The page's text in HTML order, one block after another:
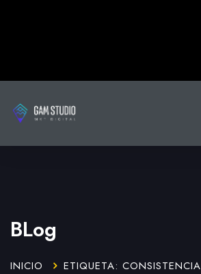
BLog
INICIO ETIQUETA: CONSISTENCIA